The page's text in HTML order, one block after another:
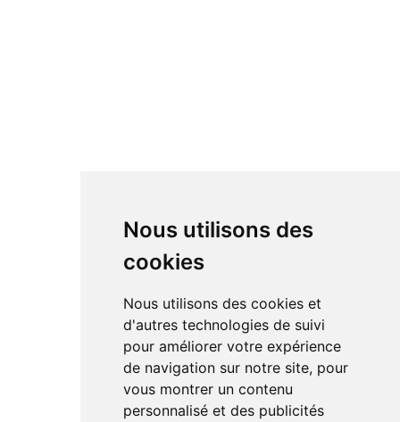
Nous utilisons des
cookies
Nous utilisons des cookies et
d'autres technologies de suivi
pour améliorer votre expérience
de navigation sur notre site, pour
vous montrer un contenu
personnalisé et des publicités